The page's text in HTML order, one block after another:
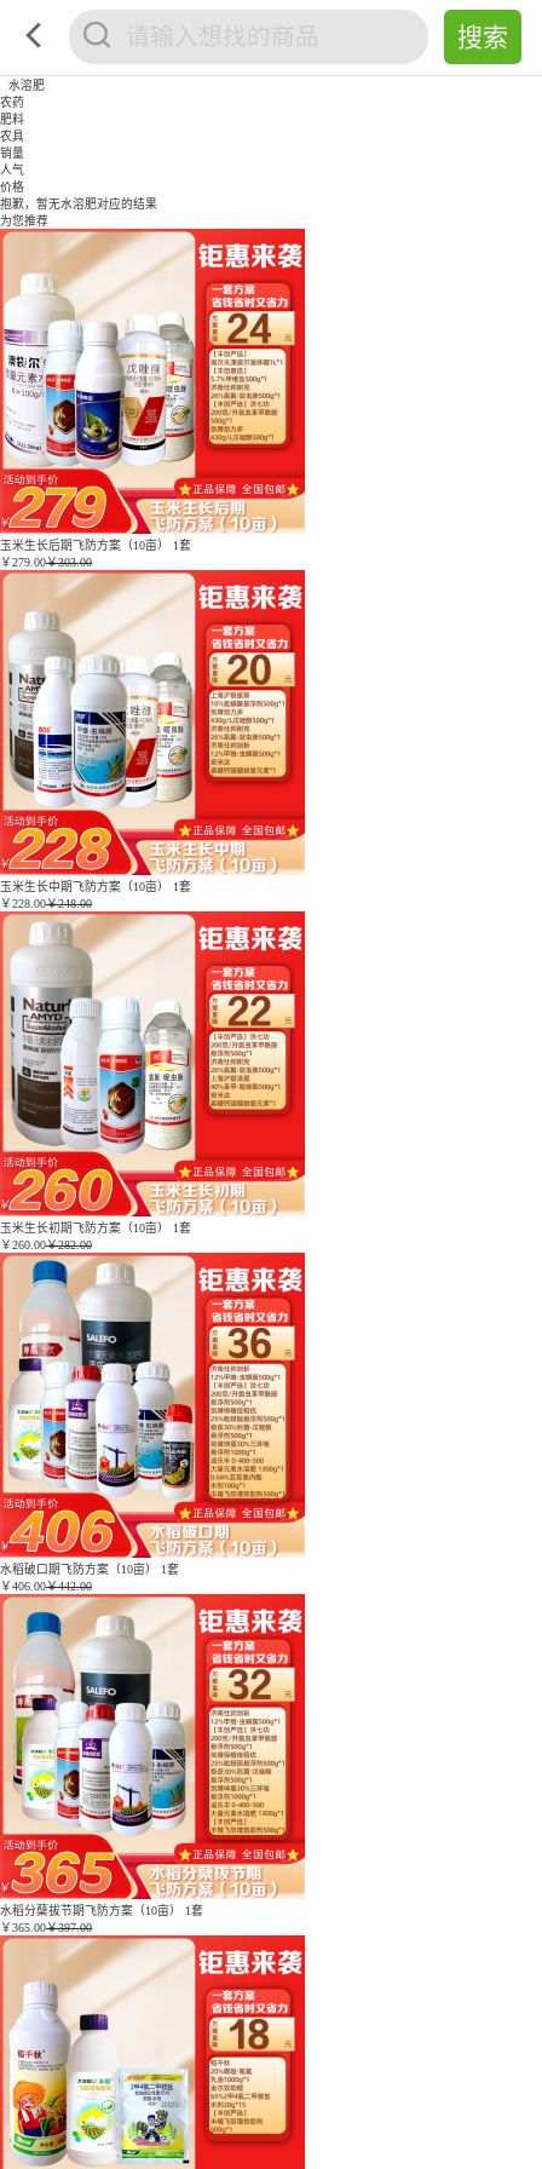
水溶肥
农药
肥料
农具
销量
人气
价格
抱歉，暂无水溶肥对应的结果
为您推荐
玉米生长后期飞防方案（10亩） 1套
￥279.00￥303.00
玉米生长中期飞防方案（10亩） 1套
￥228.00￥248.00
玉米生长初期飞防方案（10亩） 1套
￥260.00￥282.00
水稻破口期飞防方案（10亩） 1套
￥406.00￥442.00
水稻分蘖拔节期飞防方案（10亩） 1套
￥365.00￥397.00